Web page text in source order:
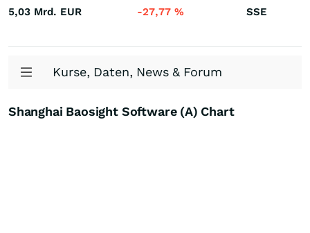
5,03 Mrd. EUR -27,77 % SSE
Kurse, Daten, News & Forum
Shanghai Baosight Software (A) Chart